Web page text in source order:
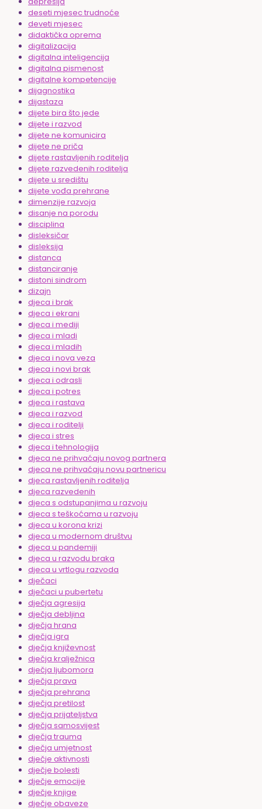
deseti mjesec trudnoće
deveti mjesec
didaktička oprema
digitalizacija
digitalna inteligencija
digitalna pismenost
digitalne kompetencije
dijagnostika
dijastaza
dijete bira što jede
dijete i razvod
dijete ne komunicira
dijete ne priča
dijete rastavljenih roditelja
dijete razvedenih roditelja
dijete u središtu
dijete vođa prehrane
dimenzije razvoja
disanje na porodu
disciplina
disleksičar
disleksija
distanca
distanciranje
distoni sindrom
dizajn
djeca i brak
djeca i ekrani
djeca i mediji
djeca i mladi
djeca i mladih
djeca i nova veza
djeca i novi brak
djeca i odrasli
djeca i potres
djeca i rastava
djeca i razvod
djeca i roditelji
djeca i stres
djeca i tehnologija
djeca ne prihvaćaju novog partnera
djeca ne prihvaćaju novu partnericu
djeca rastavljenih roditelja
djeca razvedenih
djeca s odstupanjima u razvoju
djeca s teškoćama u razvoju
djeca u korona krizi
djeca u modernom društvu
djeca u pandemiji
djeca u razvodu braka
djeca u vrtlogu razvoda
dječaci
dječaci u pubertetu
dječja agresija
dječja debljina
dječja hrana
dječja igra
dječja književnost
dječja kralježnica
dječja ljubomora
dječja prava
dječja prehrana
dječja pretilost
dječja prijateljstva
dječja samosvijest
dječja trauma
dječja umjetnost
dječje aktivnosti
dječje bolesti
dječje emocije
dječje knjige
dječje obaveze